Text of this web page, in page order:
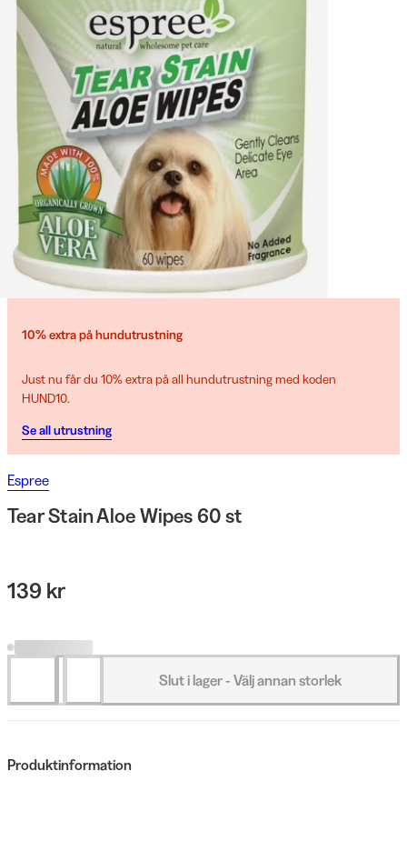
10% extra på hundutrustning
Just nu får du 10% extra på all hundutrustning med koden
HUND10.
Se all utrustning
Espree
Tear Stain Aloe Wipes 60 st
139 kr
Slut i lager - Välj annan storlek
Produktinformation